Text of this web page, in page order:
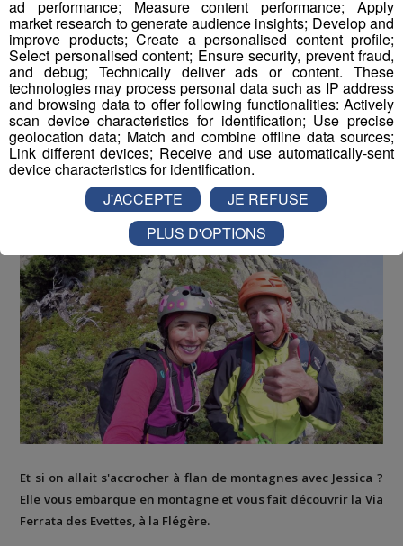
Testé Approuvé | Jessica en Via
Ferrata à la Flégère !
Publié par La rédaction Montblanclive- 29 juin 2018 à 09h30
-Mis à jour le 16 août 2018 à 13h01
Le Magazine Radio Mont Blanc
Animation
La Matinale des Super Lève-Tôt
Découverte
Et si on allait s'accrocher à flan de montagnes avec Jessica ?
Elle vous embarque en montagne et vous fait découvrir la Via
Ferrata des Evettes, à la Flégère.
ad performance; Measure content performance; Apply
market research to generate audience insights; Develop and
improve products; Create a personalised content profile;
Select personalised content; Ensure security, prevent fraud,
and debug; Technically deliver ads or content. These
technologies may process personal data such as IP address
and browsing data to offer following functionalities: Actively
scan device characteristics for identification; Use precise
geolocation data; Match and combine offline data sources;
Link different devices; Receive and use automatically-sent
device characteristics for identification.
J'ACCEPTE
JE REFUSE
PLUS D'OPTIONS